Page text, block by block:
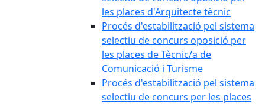
les places d'Arquitecte tècnic
Procés d'estabilització pel sistema
selectiu de concurs oposició per
les places de Tècnic/a de
Comunicació i Turisme
Procés d'estabilització pel sistema
selectiu de concurs per les places